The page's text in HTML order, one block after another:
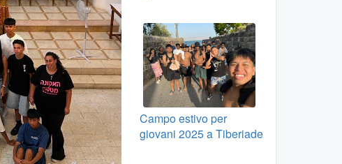
Campo estivo per
giovani 2025 a Tiberiade